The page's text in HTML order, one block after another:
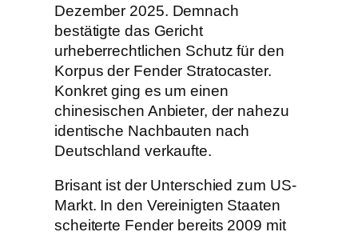
Dezember 2025. Demnach
bestätigte das Gericht
urheberrechtlichen Schutz für den
Korpus der Fender Stratocaster.
Konkret ging es um einen
chinesischen Anbieter, der nahezu
identische Nachbauten nach
Deutschland verkaufte.
Brisant ist der Unterschied zum US-
Markt. In den Vereinigten Staaten
scheiterte Fender bereits 2009 mit